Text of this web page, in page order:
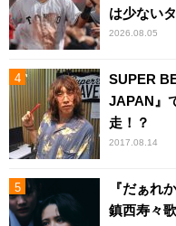
は少ないタ
2026.08.05
SUPER
JAPAN』
走！？
2017.08.14
『だぁれ
鎮西寿々